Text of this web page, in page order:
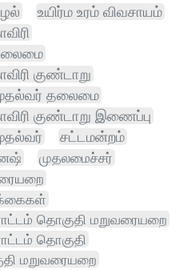
உயிர்ம உரம் விவசாயம்
குண்டாறு
தலைமை
குண்டாறு இணைப்பு
சட்டமன்றம்
முதலமைச்சர்
தொகுதி மறுவரையறை
தொகுதி
மறுவரையறை